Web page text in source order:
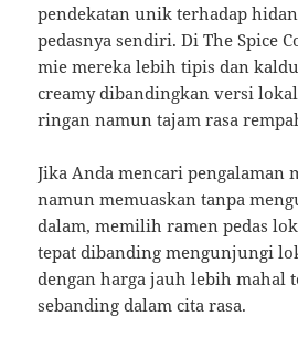
pendekatan unik terhadap
pedasnya sendiri. Di The Spice
mie mereka lebih tipis dan
creamy dibandingkan versi
ringan namun tajam rasa
Jika Anda mencari pengalaman
namun memuaskan tanpa
dalam, memilih ramen pedas
tepat dibanding mengunjungi
dengan harga jauh lebih mahal
sebanding dalam cita rasa.